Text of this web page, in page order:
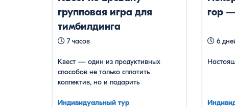
групповая игра для
тимбилдинга
7 часов
Квест — один из продуктивных
способов не только сплотить
коллектив, но и подарить
Еревану» — Это познавательная
Индивидуальный тур
гор
6